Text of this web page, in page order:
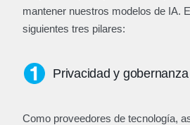
mantener nuestros modelos de IA.
siguientes tres pilares:
Privacidad y
Como proveedores de tecnología,